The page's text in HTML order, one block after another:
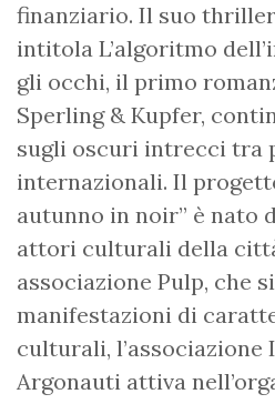
finanziario. Il suo thriller
intitola L’algoritmo
gli occhi, il primo
Sperling & Kupfer,
sugli oscuri intrecci tra
internazionali. Il
autunno in noir” è nato
attori culturali della
associazione Pulp, che
manifestazioni di
culturali, l’associazione
Argonauti attiva